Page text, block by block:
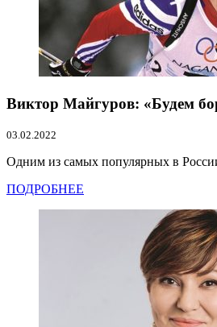
Виктор Майгуров: «Будем
03.02.2022
Одним из самых популярных в
ПОДРОБНЕЕ